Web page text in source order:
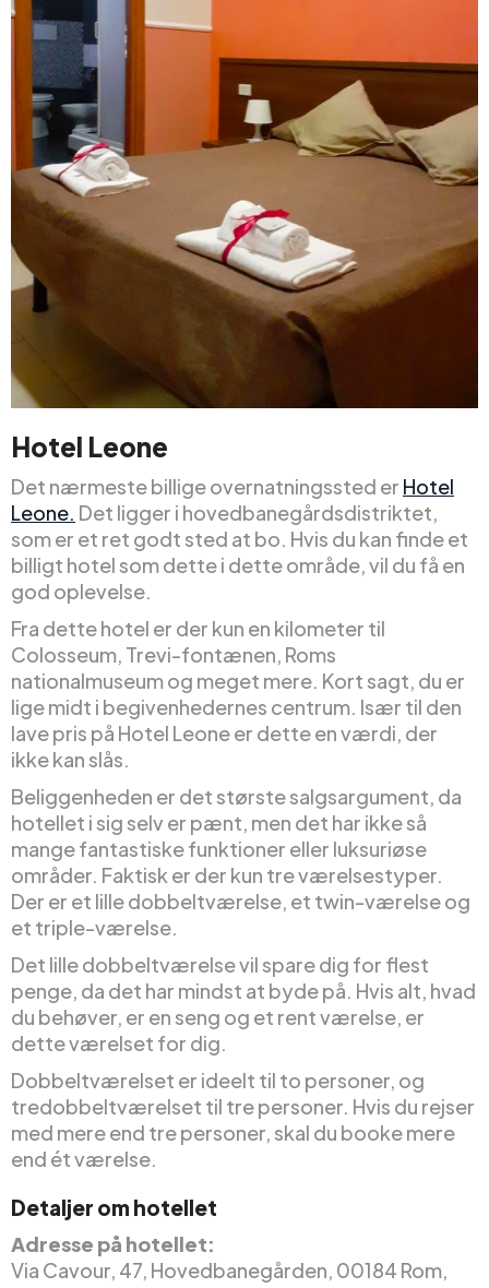
Hotel Leone
Det nærmeste billige overnatningssted er Hotel
Leone. Det ligger i hovedbanegårdsdistriktet,
som er et ret godt sted at bo. Hvis du kan finde et
billigt hotel som dette i dette område, vil du få en
god oplevelse.
Fra dette hotel er der kun en kilometer til
Colosseum, Trevi-fontænen, Roms
nationalmuseum og meget mere. Kort sagt, du er
lige midt i begivenhedernes centrum. Især til den
lave pris på Hotel Leone er dette en værdi, der
ikke kan slås.
Beliggenheden er det største salgsargument, da
hotellet i sig selv er pænt, men det har ikke så
mange fantastiske funktioner eller luksuriøse
områder. Faktisk er der kun tre værelsestyper.
Der er et lille dobbeltværelse, et twin-værelse og
et triple-værelse.
Det lille dobbeltværelse vil spare dig for flest
penge, da det har mindst at byde på. Hvis alt, hvad
du behøver, er en seng og et rent værelse, er
dette værelset for dig.
Dobbeltværelset er ideelt til to personer, og
tredobbeltværelset til tre personer. Hvis du rejser
med mere end tre personer, skal du booke mere
end ét værelse.
Detaljer om hotellet
Adresse på hotellet:
Via Cavour, 47, Hovedbanegården, 00184 Rom,